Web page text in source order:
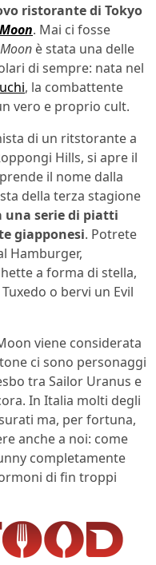
ristorante di Tokyo
. Mai ci fosse
è stata una delle
di sempre: nata nel
, la combattente
vero e proprio cult.
di un ritstorante a
Hills, si apre il
il nome dalla
della terza stagione
serie di piatti
giapponesi. Potrete
Hamburger,
a forma di stella,
o bervi un Evil
viene considerata
ci sono personaggi
tra Sailor Uranus e
In Italia molti degli
ma, per fortuna,
anche a noi: come
completamente
di fin troppi